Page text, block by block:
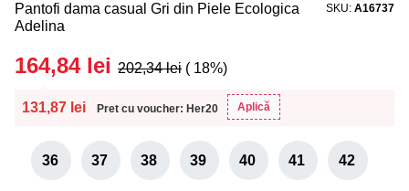
Pantofi dama casual Gri din Piele Ecologica
Adelina
SKU A16737
131,87 lei Pret cu voucher: Her20 Aplică
164,84 lei 202,34lei ( 18%)
36 37 38 39 40 41 42